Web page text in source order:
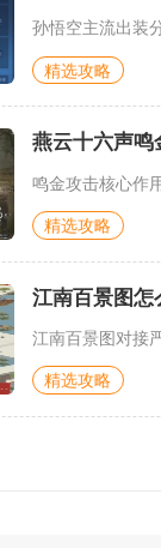
精选攻略
燕云十六声鸣
精选攻略
江南百景图怎
精选攻略